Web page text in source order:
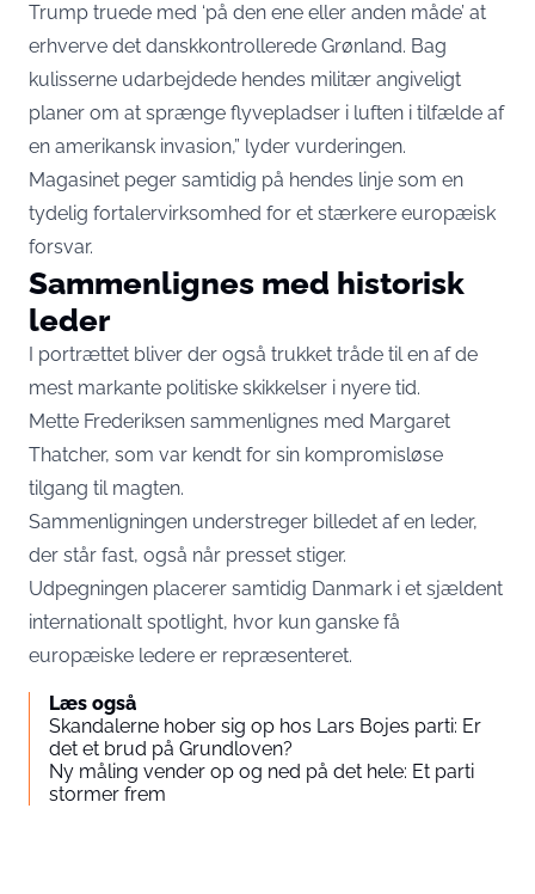
Trump truede med ‘på den ene eller anden måde’ at
erhverve det danskkontrollerede Grønland. Bag
kulisserne udarbejdede hendes militær angiveligt
planer om at sprænge flyvepladser i luften i tilfælde af
en amerikansk invasion,” lyder vurderingen.
Magasinet peger samtidig på hendes linje som en
tydelig fortalervirksomhed for et stærkere europæisk
forsvar.
Sammenlignes med historisk
leder
I portrættet bliver der også trukket tråde til en af de
mest markante politiske skikkelser i nyere tid.
Mette Frederiksen sammenlignes med Margaret
Thatcher, som var kendt for sin kompromisløse
tilgang til magten.
Sammenligningen understreger billedet af en leder,
der står fast, også når presset stiger.
Udpegningen placerer samtidig Danmark i et sjældent
internationalt spotlight, hvor kun ganske få
europæiske ledere er repræsenteret.
Læs også
Skandalerne hober sig op hos Lars Bojes parti: Er
det et brud på Grundloven?
Ny måling vender op og ned på det hele: Et parti
stormer frem